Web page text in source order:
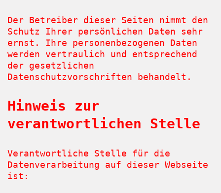
Der Betreiber dieser Seiten nimmt den
Schutz Ihrer persönlichen Daten sehr
ernst. Ihre personenbezogenen Daten
werden vertraulich und entsprechend
der gesetzlichen
Datenschutzvorschriften behandelt.
Hinweis zur
verantwortlichen Stelle
Verantwortliche Stelle für die
Datenverarbeitung auf dieser Webseite
ist: